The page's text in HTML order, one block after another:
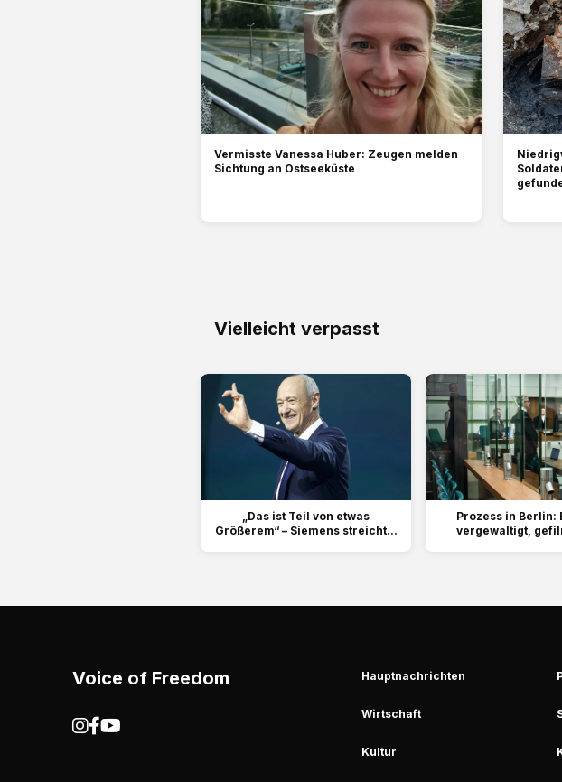
Vermisste Vanessa Huber: Zeugen melden
Sichtung an Ostseeküste
Vielleicht verpasst
„Das ist Teil von etwas
Größerem“ – Siemens streicht...
Prozess in Berlin:
vergewaltigt,
Voice of Freedom Hauptnachrichten
Wirtschaft
Kultur